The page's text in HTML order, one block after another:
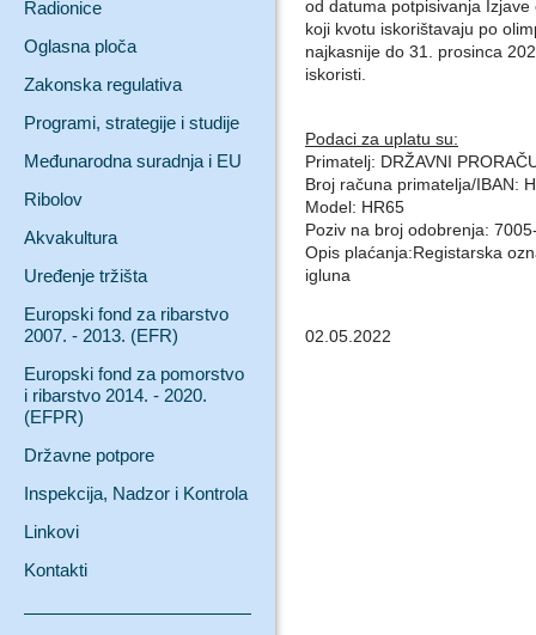
Radionice
Oglasna ploča
Zakonska regulativa
Programi, strategije i studije
Međunarodna suradnja i EU
Ribolov
Akvakultura
Uređenje tržišta
Europski fond za ribarstvo
2007. - 2013. (EFR)
Europski fond za pomorstvo
i ribarstvo 2014. - 2020.
(EFPR)
Državne potpore
Inspekcija, Nadzor i Kontrola
Linkovi
Kontakti
od datuma potpisivanja
koji kvotu iskorištavaju po
najkasnije do 31. prosinca
iskoristi.
Podaci za uplatu su:
Primatelj: DRŽAVNI
Broj računa primatelja/IBAN:
Model: HR65
Poziv na broj odobrenja:
Opis plaćanja:Registarska
igluna
02.05.2022